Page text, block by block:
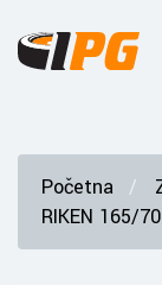
Početna
RIKEN 165/